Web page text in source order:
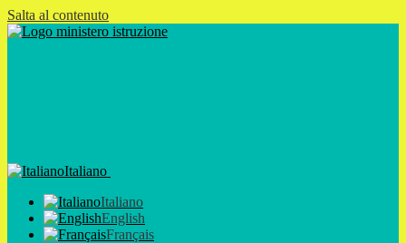
Salta al contenuto
Italiano
Italiano
English
Français